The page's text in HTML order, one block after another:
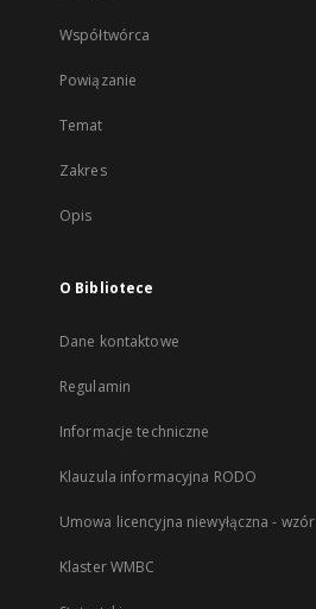
Współtwórca
Powiązanie
Temat
Zakres
Opis
O Bibliotece
Dane kontaktowe
Regulamin
Informacje techniczne
Klauzula informacyjna RODO
Umowa licencyjna niewyłączna - wzór
Klaster WMBC